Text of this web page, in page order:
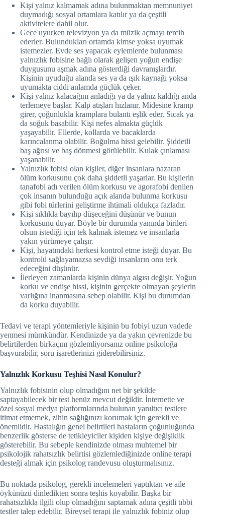
Kişi yalnız kalmamak adına bulunmaktan memnuniyet
duymadığı sosyal ortamlara katılır ya da çeşitli
aktivitelere dahil olur.
Gece uyurken televizyon ya da müzik açmayı tercih
ederler. Bulundukları ortamda kimse yoksa uyumak
istemezler. Evde ses yapacak eylemlerde bulunması
yalnızlık fobisine bağlı olarak gelişen yoğun endişe
duygusunu aşmak adına gösterdiği davranışlardır.
Kişinin uyuduğu alanda ses ya da ışık kaynağı yoksa
uyumakta ciddi anlamda güçlük çeker.
Kişi yalnız kalacağını anladığı ya da yalnız kaldığı anda
terlemeye başlar. Kalp atışları hızlanır. Midesine kramp
girer, çoğunlukla kramplara bulantı eşlik eder. Sıcak ya
da soğuk basabilir. Kişi nefes almakta güçlük
yaşayabilir. Ellerde, kollarda ve bacaklarda
karıncalanma olabilir. Boğulma hissi gelebilir. Şiddetli
baş ağrısı ve baş dönmesi görülebilir. Kulak çınlaması
yaşanabilir.
Yalnızlık fobisi olan kişiler, diğer insanlara nazaran
ölüm korkusunu çok daha şiddetli yaşarlar. Bu kişilerin
tanafobi adı verilen ölüm korkusu ve agorafobi denilen
çok insanın bulunduğu açık alanda bulunma korkusu
gibi fobi türlerini geliştirme ihtimali oldukça fazladır.
Kişi sıklıkla bayılıp düşeceğini düşünür ve bunun
korkusunu duyar. Böyle bir durumda yanında birileri
olsun istediği için tek kalmak istemez ve insanlarla
yakın yürümeye çalışır.
Kişi, hayatındaki herkesi kontrol etme isteği duyar. Bu
kontrolü sağlayamazsa sevdiği insanların onu terk
edeceğini düşünür.
İlerleyen zamanlarda kişinin dünya algısı değişir. Yoğun
korku ve endişe hissi, kişinin gerçekte olmayan şeylerin
varlığına inanmasına sebep olabilir. Kişi bu durumdan
da korku duyabilir.
Tedavi ve terapi yöntemleriyle kişinin bu fobiyi uzun vadede
yenmesi mümkündür. Kendinizde ya da yakın çevrenizde bu
belirtilerden birkaçını gözlemliyorsanız online psikoloğa
başvurabilir, soru işaretlerinizi giderebilirsiniz.
Yalnızlık Korkusu Teşhisi Nasıl Konulur?
Yalnızlık fobisinin olup olmadığını net bir şekilde
saptayabilecek bir test henüz mevcut değildir. İnternette ve
özel sosyal medya platformlarında bulunan yanıltıcı testlere
itimat etmemek, zihin sağlığınızı korumak için gerekli ve
önemlidir. Hastalığın genel belirtileri hastaların çoğunluğunda
benzerlik gösterse de tetikleyiciler kişiden kişiye değişiklik
gösterebilir. Bu sebeple kendinizde olması muhtemel bir
psikolojik rahatsızlık belirtisi gözlemlediğinizde online terapi
desteği almak için psikolog randevusu oluşturmalısınız.
Bu noktada psikolog, gerekli incelemeleri yaptıktan ve aile
öykünüzü dinledikten sonra teşhis koyabilir. Başka bir
rahatsızlıkla ilgili olup olmadığını saptamak adına çeşitli tıbbi
testler talep edebilir. Bireysel terapi ile yalnızlık fobiniz olup